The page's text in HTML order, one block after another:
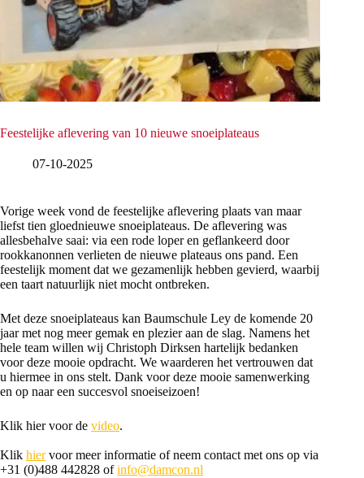
Feestelijke aflevering van 10 nieuwe snoeiplateaus
07-10-2025
Vorige week vond de feestelijke aflevering plaats van maar
liefst tien gloednieuwe snoeiplateaus. De aflevering was
allesbehalve saai: via een rode loper en geflankeerd door
rookkanonnen verlieten de nieuwe plateaus ons pand. Een
feestelijk moment dat we gezamenlijk hebben gevierd, waarbij
een taart natuurlijk niet mocht ontbreken.
Met deze snoeiplateaus kan Baumschule Ley de komende 20
jaar met nog meer gemak en plezier aan de slag. Namens het
hele team willen wij Christoph Dirksen hartelijk bedanken
voor deze mooie opdracht. We waarderen het vertrouwen dat
u hiermee in ons stelt. Dank voor deze mooie samenwerking
en op naar een succesvol snoeiseizoen!
Klik hier voor de video.
Klik hiervoor meer informatie of neem contact met ons op via
+31 (0)488 442828 ofinfo@damcon.nl